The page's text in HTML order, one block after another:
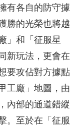
有各自的防守據
勝的光榮也將越
」和「征服星
新玩法，更會在
要攻佔對方據點
工廠」地圖，由
內部的通道錯縱
。至於在「征服